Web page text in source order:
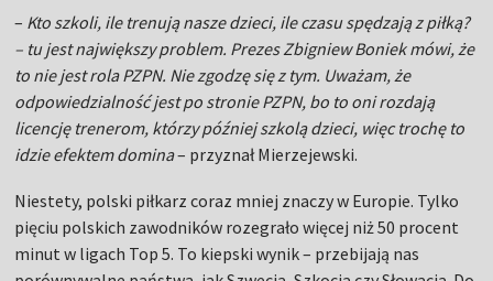
– Kto szkoli, ile trenują nasze dzieci, ile czasu spędzają z piłką?
– tu jest największy problem. Prezes Zbigniew Boniek mówi, że
to nie jest rola PZPN. Nie zgodzę się z tym. Uważam, że
odpowiedzialność jest po stronie PZPN, bo to oni rozdają
licencję trenerom, którzy później szkolą dzieci, więc trochę to
idzie efektem domina– przyznał Mierzejewski.
Niestety, polski piłkarz coraz mniej znaczy w Europie. Tylko
pięciu polskich zawodników rozegrało więcej niż 50 procent
minut w ligach Top 5. To kiepski wynik – przebijają nas